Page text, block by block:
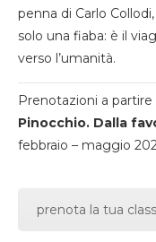
penna di Carlo
solo una fiaba: è il
verso l’umanità.
Prenotazioni a partire
Pinocchio. Dalla
febbraio – maggio
prenota la tua